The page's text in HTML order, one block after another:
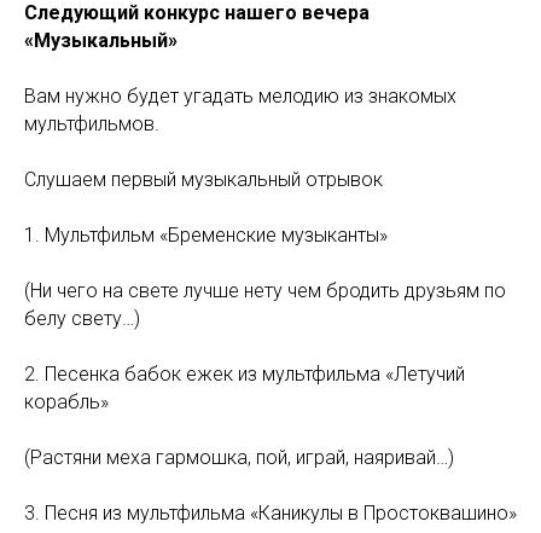
Следующий конкурс нашего вечера
«Музыкальный»
Вам нужно будет угадать мелодию из знакомых
мультфильмов.
Слушаем первый музыкальный отрывок
1. Мультфильм «Бременские музыканты»
(Ни чего на свете лучше нету чем бродить друзьям по
белу свету…)
2. Песенка бабок ежек из мультфильма «Летучий
корабль»
(Растяни меха гармошка, пой, играй, наяривай…)
3. Песня из мультфильма «Каникулы в Простоквашино»